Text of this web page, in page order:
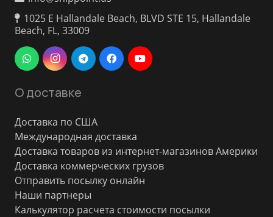
1025 E Hallandale Beach, BLVD STE 15, Hallandale
Beach, FL, 33009
О доставке
Доставка по США
Международная доставка
Доставка товаров из интернет-магазинов Америки
Доставка коммерческих грузов
Отправить посылку онлайн
Наши партнеры
Калькулятор расчета стоимости посылки